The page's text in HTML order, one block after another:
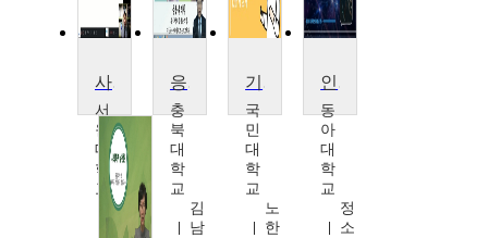
사회복지실천론
서
원
대
학
교
오
봉
응용윤리학
충
북
대
학
교
김
남
기업윤리
국
민
대
학
교
노
한
인공지능의활용과 AI리터러시
동
아
대
학
교
정
소